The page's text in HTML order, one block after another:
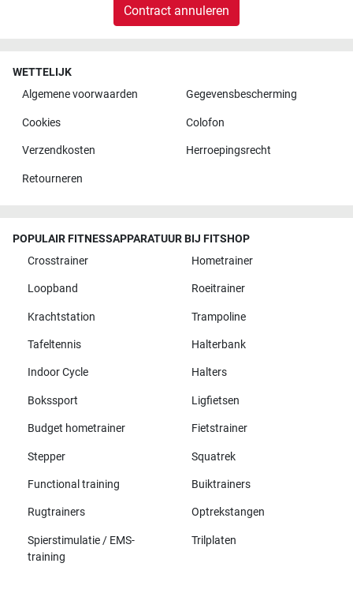
Contract annuleren
WETTELIJK
Algemene voorwaarden
Gegevensbescherming
Cookies Colofon
Verzendkosten Herroepingsrecht
Retourneren
POPULAIR FITNESSAPPARATUUR BIJ FITSHOP
Crosstrainer
Hometrainer
Loopband Roeitrainer
Krachtstation Trampoline
Tafeltennis Halterbank
Indoor Cycle Halters
Bokssport Ligfietsen
Budget hometrainer Fietstrainer
Stepper Squatrek
Functional training Buiktrainers
Rugtrainers Optrekstangen
Spierstimulatie / EMS-
training
Trilplaten